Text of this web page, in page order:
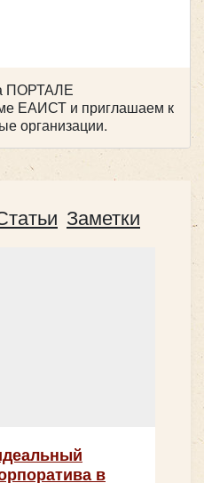
ПОРТАЛЕ
ЕАИСТ и приглашаем к
организации.
Заметки
в